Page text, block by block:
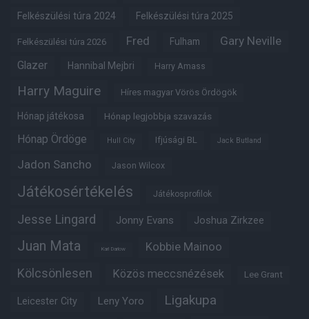
Felkészülési túra 2024 Felkészülési túra 2025
Felkészülési túra 2026 Fred Fulham Gary Neville
Glazer Hannibal Mejbri Harry Amass
Harry Maguire Híres magyar Vörös Ördögök
Hónap játékosa Hónap legjobbja szavazás
Hónap Ördöge Hull City Ifjúsági BL Jack Butland
Jadon Sancho Jason Wilcox
Játékosértékelés Játékosprofilok
Jesse Lingard Jonny Evans Joshua Zirkzee
Juan Mata Karl Darlow Kobbie Mainoo
Kölcsönlesen Közös meccsnézések Lee Grant
Leicester City Leny Yoro Ligakupa